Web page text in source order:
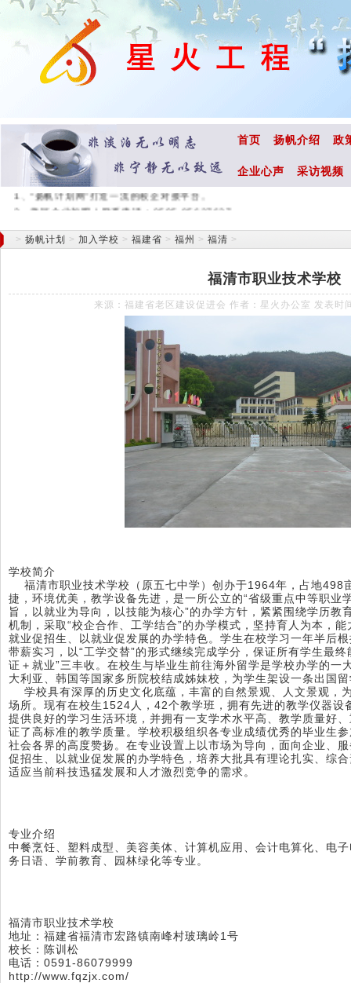
首页 扬帆介绍 政
企业心声 采访视频
1、“扬帆计划网”打造一流的校企对接平台。
2、老区企业加盟！联系电话：0595-85637637
> 扬帆计划 > 加入学校 > 福建省 > 福州 > 福清 >
福清市职业技术学校
来源：福建省老区建设促进会 作者：星火办公室 发表
学校简介
福清市职业技术学校（原五七中学）创办于1964年，占地498
捷，环境优美，教学设备先进，是一所公立的“省级重点中等职业
旨，以就业为导向，以技能为核心”的办学方针，紧紧围绕学历教
机制，采取“校企合作、工学结合”的办学模式，坚持育人为本，
就业促招生、以就业促发展的办学特色。学生在校学习一年半后
带薪实习，以“工学交替”的形式继续完成学分，保证所有学生最
证＋就业”三丰收。在校生与毕业生前往海外留学是学校办学的一
大利亚、韩国等国家多所院校结成姊妹校，为学生架设一条出国
学校具有深厚的历史文化底蕴，丰富的自然景观、人文景观，
场所。现有在校生1524人，42个教学班，拥有先进的教学仪器设
提供良好的学习生活环境，并拥有一支学术水平高、教学质量好
证了高标准的教学质量。学校积极组织各专业成绩优秀的毕业生
社会各界的高度赞扬。在专业设置上以市场为导向，面向企业、
促招生、以就业促发展的办学特色，培养大批具有理论扎实、综
适应当前科技迅猛发展和人才激烈竞争的需求。
专业介绍
中餐烹饪、塑料成型、美容美体、计算机应用、会计电算化、电
务日语、学前教育、园林绿化等专业。
福清市职业技术学校
地址：福建省福清市宏路镇南峰村玻璃岭1号
校长：陈训松
电话：0591-86079999
http://www.fqzjx.com/